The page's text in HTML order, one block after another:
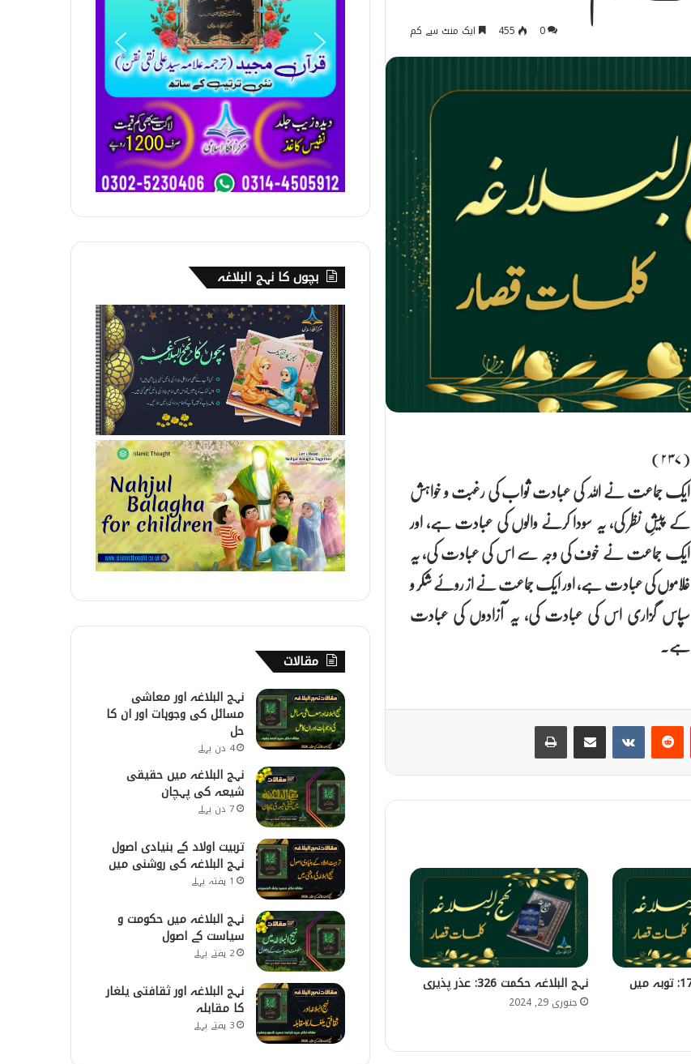
0
455 ایک منٹ سے کم
(۲۳۷)
ایک جماعت نے اللہ کی عبادت ثواب کی رغبت و خواہش
کے پیشِ نظر کی، یہ سودا کرنے والوں کی عبادت ہے، اور
ایک جماعت نے خوف کی وجہ سے اس کی عبادت کی، یہ
غلاموں کی عبادت ہے، اور ایک جماعت نے از روئے شکر و
سپاس گزاری اس کی عبادت کی، یہ آزادوں کی عبادت
ہے۔
نہج البلاغہ حکمت 170: توبہ میں نہج البلاغہ حکمت 326: عذر پذیری
جنوری 29, 2024
بچوں کا نہج البلاغہ
مقالات
نہج البلاغہ اور معاشی
مسائل کی وجوہات اور ان کا
حل
4 دن پہلے
نہج البلاغہ میں حقیقی
شیعہ کی پہچان
7 دن پہلے
تربیت اولاد کے بنیادی اصول
نہج البلاغہ کی روشنی میں
1 ہفتہ پہلے
نہج البلاغہ میں حکومت و
سیاست کے اصول
2 ہفتے پہلے
نہج البلاغہ اور ثقافتی یلغار
کا مقابلہ
3 ہفتے پہلے